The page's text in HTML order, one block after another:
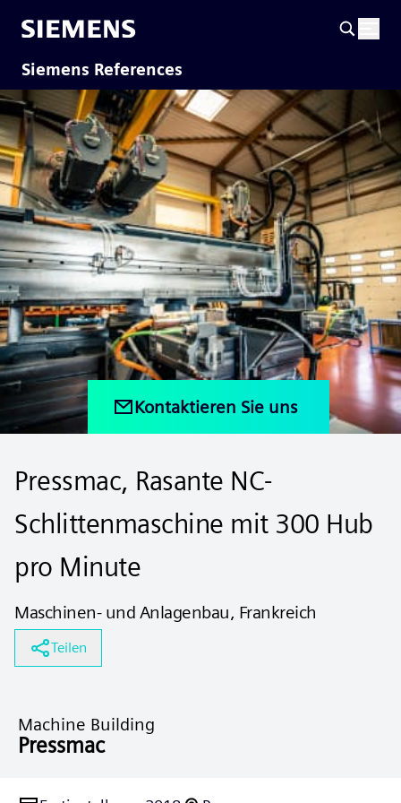
Siemens References
Kontaktieren Sie uns
Pressmac, Rasante NC-
Schlittenmaschine mit 300 Hub
pro Minute
Maschinen- und Anlagenbau, Frankreich
Teilen
Machine Building
Pressmac